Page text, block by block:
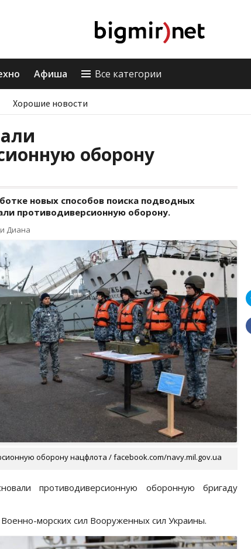
Афиша Все категории
Хорошие новости
оборону
новых способов поиска подводных
противодиверсионную оборону.
Диана
оборону нацфлота / facebook.com/navy.mil.gov.ua
противодиверсионную оборонную бригаду
морских сил Вооруженных сил Украины.